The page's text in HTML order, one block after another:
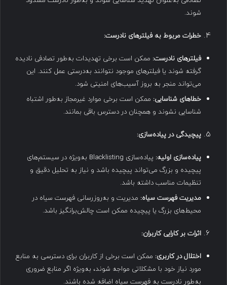
شوند.
خطرات مربوط به فیلترهای نادرست:
فیلترهای نادرست: ممکن است برخی تهدیدات به‌طور تصادفی نادیده
گرفته شوند یا فیلترهای موجود نتوانند به‌درستی عمل کنند. این
می‌تواند منجر به بروز آسیب‌های امنیتی شود.
خطاهای شناسایی: ممکن است برخی موارد غیرمجاز به‌طور اشتباه
شناسایی نشوند و همچنان در دسترس باقی بمانند.
پیچیدگی در پیاده‌سازی:
پیاده‌سازی اولیه:
پیاده‌سازی Blacklisting به‌ویژه در سیستم‌های
پیچیده و بزرگ می‌تواند پیچیده باشد و نیاز به تحلیل دقیق و
تنظیمات مناسب داشته باشد.
مدیریت فهرست سیاه: مدیریت و به‌روزرسانی فهرست سیاه در
محیط‌های بزرگ یا پیچیده ممکن است چالش‌برانگیز باشد.
اثرات بر کارایی کاربران:
اختلال در کاربری: ممکن است برخی از کاربران برای دسترسی به منابع
مورد نیاز خود با مشکلاتی مواجه شوند، به‌ویژه اگر منابع ضروری
به‌طور نادرست به فهرست سیاه اضافه شده باشند.